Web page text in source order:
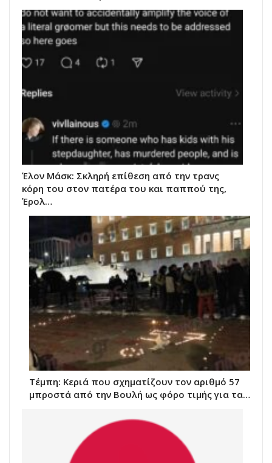
Έλον Μάσκ: Σκληρή επίθεση από την τρανς
κόρη του στον πατέρα του και παππού της,
Έρολ…
Τέμπη: Κεριά που σχηματίζουν τον αριθμό 57
μπροστά από την Βουλή ως φόρο τιμής για τα…